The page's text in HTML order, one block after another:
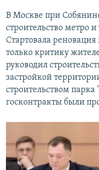
В Москве при
строительство метро
Стартовала
только критику
руководил
застройкой
строительством парка
госконтракты были